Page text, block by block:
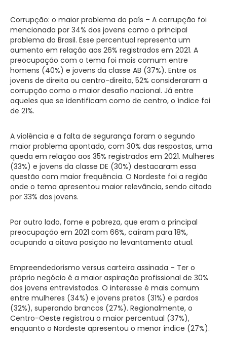
Corrupção: o maior problema do país – A corrupção foi
mencionada por 34% dos jovens como o principal
problema do Brasil. Esse percentual representa um
aumento em relação aos 26% registrados em 2021. A
preocupação com o tema foi mais comum entre
homens (40%) e jovens da classe AB (37%). Entre os
jovens de direita ou centro-direita, 52% consideraram a
corrupção como o maior desafio nacional. Já entre
aqueles que se identificam como de centro, o índice foi
de 21%.
A violência e a falta de segurança foram o segundo
maior problema apontado, com 30% das respostas, uma
queda em relação aos 35% registrados em 2021. Mulheres
(33%) e jovens da classe DE (30%) destacaram essa
questão com maior frequência. O Nordeste foi a região
onde o tema apresentou maior relevância, sendo citado
por 33% dos jovens.
Por outro lado, fome e pobreza, que eram a principal
preocupação em 2021 com 66%, caíram para 18%,
ocupando a oitava posição no levantamento atual.
Empreendedorismo versus carteira assinada – Ter o
próprio negócio é a maior aspiração profissional de 30%
dos jovens entrevistados. O interesse é mais comum
entre mulheres (34%) e jovens pretos (31%) e pardos
(32%), superando brancos (27%). Regionalmente, o
Centro-Oeste registrou o maior percentual (37%),
enquanto o Nordeste apresentou o menor índice (27%).